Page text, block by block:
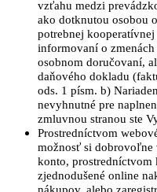
vzťahu medzi
ako dotknutou osobou
potrebnej
informovaní o
osobnom doručovaní,
daňového dokladu
ods. 1 písm. b)
nevyhnutné pre
zmluvnou stranou ste
Prostredníctvom
možnosť si
konto, prostredníctvom
zjednodušené online
nákupov, alebo